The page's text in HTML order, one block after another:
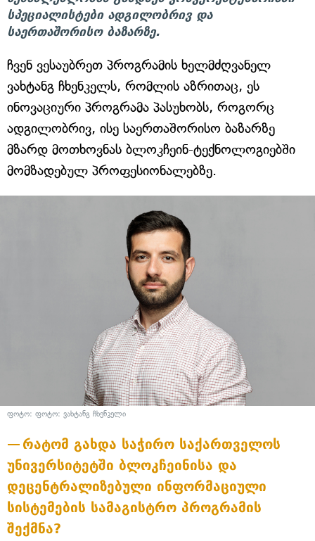
სპეციალისტები ადგილობრივ და
საერთაშორისო ბაზარზე.
ჩვენ ვესაუბრეთ პროგრამის ხელმძღვანელ
ვახტანგ ჩხენკელს, რომლის აზრითაც, ეს
ინოვაციური პროგრამა პასუხობს, როგორც
ადგილობრივ, ისე საერთაშორისო ბაზარზე
მზარდ მოთხოვნას ბლოკჩეინ-ტექნოლოგიებში
მომზადებულ პროფესიონალებზე.
ფოტო: ფოტო: ვახტანგ ჩხენკელი
რატომ გახდა საჭირო საქართველოს
უნივერსიტეტში ბლოკჩეინისა და
დეცენტრალიზებული ინფორმაციული
სისტემების სამაგისტრო პროგრამის
შექმნა?